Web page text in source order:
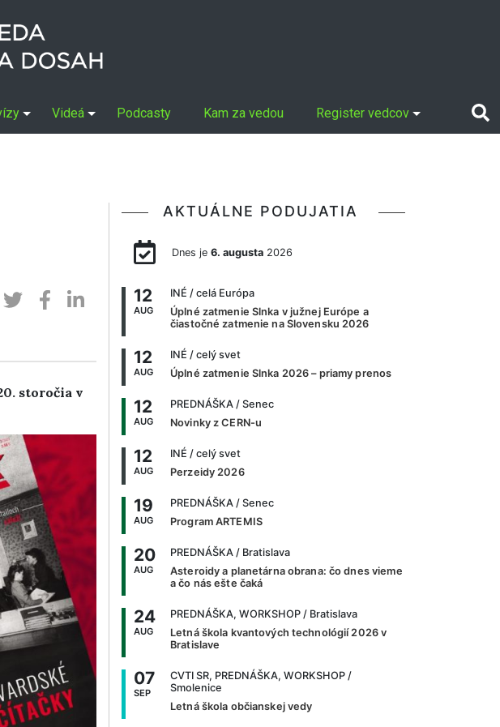
Videá Podcasty Kam za vedou Register vedcov
storočia v
AKTUÁLNE PODUJATIA
Dnes je 6. augusta2026
12
AUG
INÉ / celá Európa
Úplné zatmenie Slnka v južnej Európe a
čiastočné zatmenie na Slovensku 2026
12
AUG
INÉ / celý svet
Úplné zatmenie Slnka 2026 – priamy prenos
12
AUG
PREDNÁŠKA / Senec
Novinky z CERN-u
12
AUG
INÉ / celý svet
Perzeidy 2026
19
AUG
PREDNÁŠKA / Senec
Program ARTEMIS
20
AUG
PREDNÁŠKA / Bratislava
Asteroidy a planetárna obrana: čo dnes vieme
a čo nás ešte čaká
24
AUG
PREDNÁŠKA, WORKSHOP / Bratislava
Letná škola kvantových technológií 2026 v
Bratislave
07
SEP
CVTI SR, PREDNÁŠKA, WORKSHOP /
Smolenice
Letná škola občianskej vedy